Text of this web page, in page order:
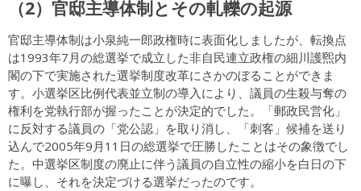
（2）官邸主導体制とその軋轢の起源
官邸主導体制は小泉純一郎政権時に表面化しましたが、転換点
は1993年7月の総選挙で成立した非自民連立政権の細川護煕内
閣の下で実施された選挙制度改革にさかのぼることができま
す。小選挙区比例代表並立制の導入により、議員の生殺与奪の
権利を党執行部が握ったことが決定的でした。「郵政民営化」
に反対する議員の「党公認」を取り消し、「刺客」候補を送り
込んで2005年9月11日の総選挙で圧勝したことはその象徴でし
た。中選挙区制度の廃止に伴う議員の自立性の縮小を白日の下
に曝し、それを決定づける選挙だったのです。